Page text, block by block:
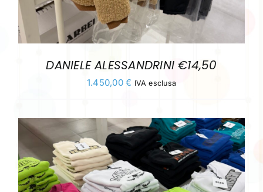
DANIELE ALESSANDRINI €14,50
1.450,00€ IVA esclusa